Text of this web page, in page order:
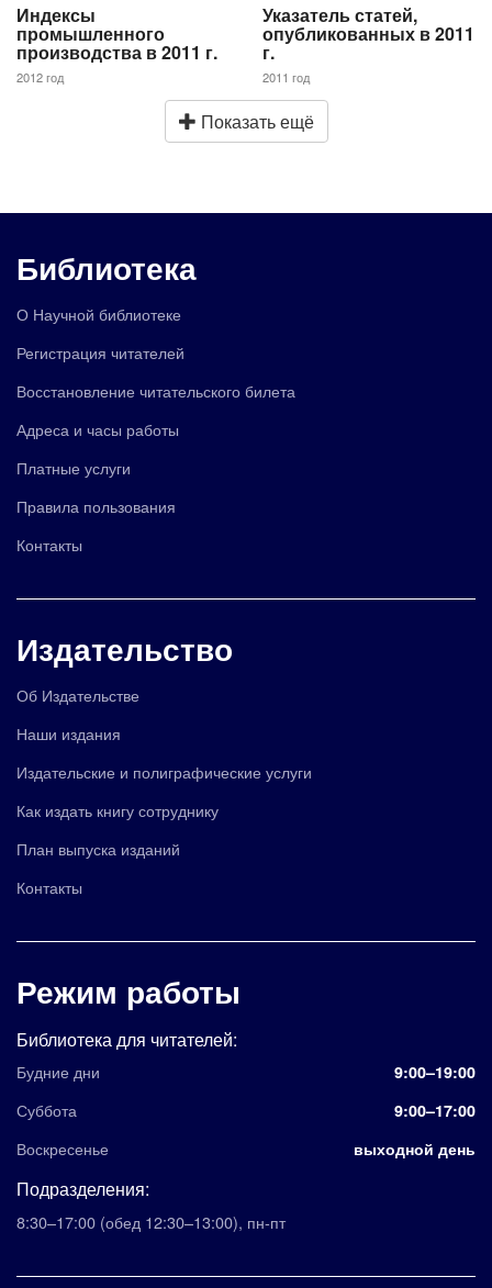
Индексы
промышленного
производства в 2011 г.
2012 год
Указатель статей,
опубликованных в 2011
г.
2011 год
Показать ещё
Библиотека
О Научной библиотеке
Регистрация читателей
Восстановление читательского билета
Адреса и часы работы
Платные услуги
Правила пользования
Контакты
Издательство
Об Издательстве
Наши издания
Издательские и полиграфические услуги
Как издать книгу сотруднику
План выпуска изданий
Контакты
Режим работы
Библиотека для читателей:
Будние дни 9:00–19:00
Суббота 9:00–17:00
Воскресенье выходной день
Подразделения:
8:30–17:00 (обед 12:30–13:00), пн-пт